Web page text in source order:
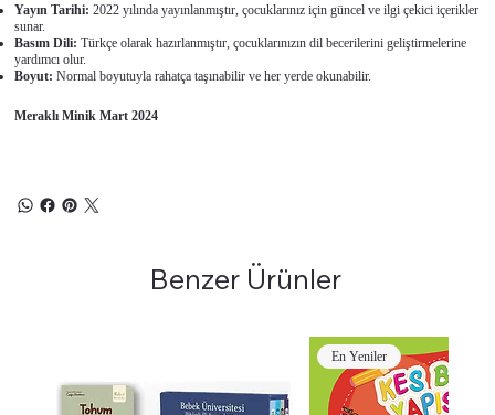
Yayın Tarihi: 2022 yılında yayınlanmıştır, çocuklarınız için güncel ve ilgi çekici içerikler
sunar.
Basım Dili: Türkçe olarak hazırlanmıştır, çocuklarınızın dil becerilerini geliştirmelerine
yardımcı olur.
Boyut: Normal boyutuyla rahatça taşınabilir ve her yerde okunabilir.
Meraklı Minik Mart 2024
Benzer Ürünler
En Yeniler